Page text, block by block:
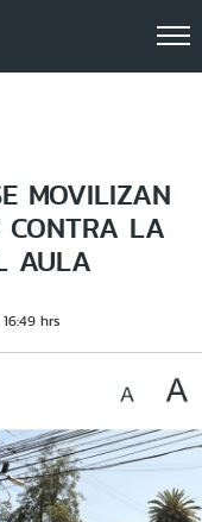
MOVILIZAN
CONTRA LA
AULA
16:49 hrs